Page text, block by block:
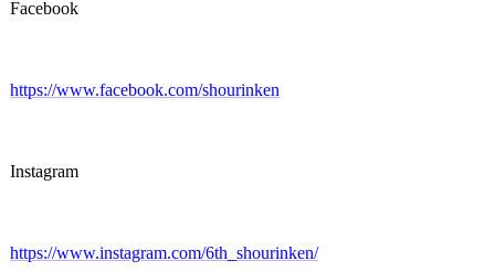
Facebook
https://www.facebook.com/shourinken
Instagram
https://www.instagram.com/6th_shourinken/